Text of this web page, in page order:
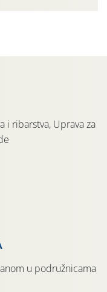
i ribarstva, Uprava za
u podružnicama